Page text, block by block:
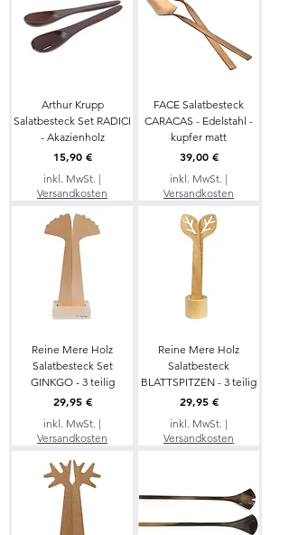
Arthur Krupp
Salatbesteck Set RADICI
- Akazienholz
Preis
15,90 €
inkl. MwSt. |
Versandkosten
FACE Salatbesteck
CARACAS - Edelstahl -
kupfer matt
Preis
39,00 €
inkl. MwSt. |
Versandkosten
Reine Mere Holz
Salatbesteck Set
GINKGO - 3 teilig
Preis
29,95 €
inkl. MwSt. |
Versandkosten
Reine Mere Holz
Salatbesteck
BLATTSPITZEN - 3 teilig
Preis
29,95 €
inkl. MwSt. |
Versandkosten